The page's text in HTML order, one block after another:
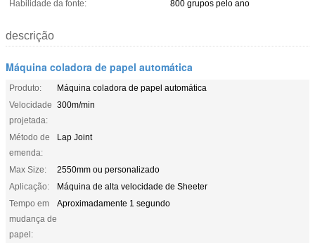
Habilidade da fonte:
800 grupos pelo ano
descrição
Máquina coladora de papel automática
Produto:
Máquina coladora de papel automática
Velocidade
projetada:
300m/min
Método de
emenda:
Lap Joint
Max Size:
2550mm ou personalizado
Aplicação:
Máquina de alta velocidade de Sheeter
Tempo em
mudança de
papel:
Aproximadamente 1 segundo